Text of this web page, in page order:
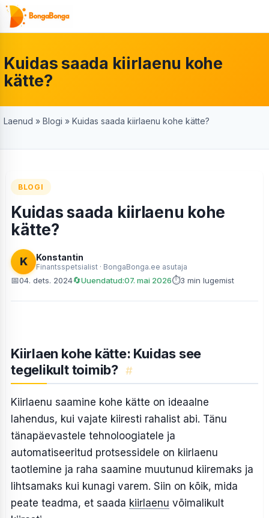
Skip
Kuidas saada kiirlaenu kohe
kätte?
Laenud » Blogi » Kuidas saada kiirlaenu kohe kätte?
BLOGI
Kuidas saada kiirlaenu kohe
kätte?
K Konstantin
Finantsspetsialist · BongaBonga.ee asutaja
📅04. dets. 2024🔄Uuendatud:07. mai 2026⏱3 min lugemist
Kiirlaen kohe kätte: Kuidas see
tegelikult toimib? #
Kiirlaenu saamine kohe kätte on ideaalne
lahendus, kui vajate kiiresti rahalist abi. Tänu
tänapäevastele tehnoloogiatele ja
automatiseeritud protsessidele on kiirlaenu
taotlemine ja raha saamine muutunud kiiremaks ja
lihtsamaks kui kunagi varem. Siin on kõik, mida
peate teadma, et saada kiirlaenu võimalikult